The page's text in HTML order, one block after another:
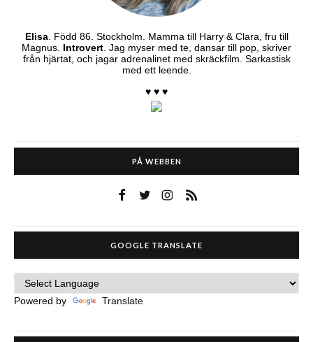
Elisa. Född 86. Stockholm. Mamma till Harry & Clara, fru till
Magnus. Introvert. Jag myser med te, dansar till pop, skriver
från hjärtat, och jagar adrenalinet med skräckfilm. Sarkastisk
med ett leende.
♥ ♥ ♥
PÅ WEBBEN
GOOGLE TRANSLATE
Powered by Translate